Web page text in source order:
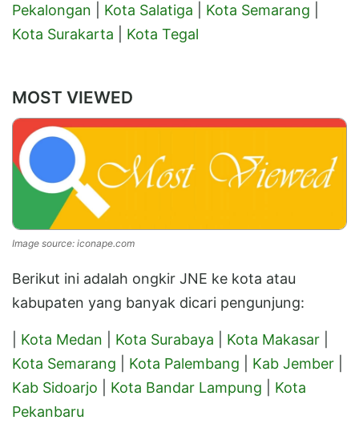
Pekalongan
Kota Salatiga Kota Semarang
Kota Surakarta
Kota Tegal
MOST VIEWED
Image source: iconape.com
Berikut ini adalah ongkir JNE ke kota atau
kabupaten yang banyak dicari pengunjung:
Kota Medan Kota Surabaya Kota Makasar
Kota Semarang
Kota Palembang Kab Jember
Kab Sidoarjo
Kota Bandar Lampung
Kota
Pekanbaru